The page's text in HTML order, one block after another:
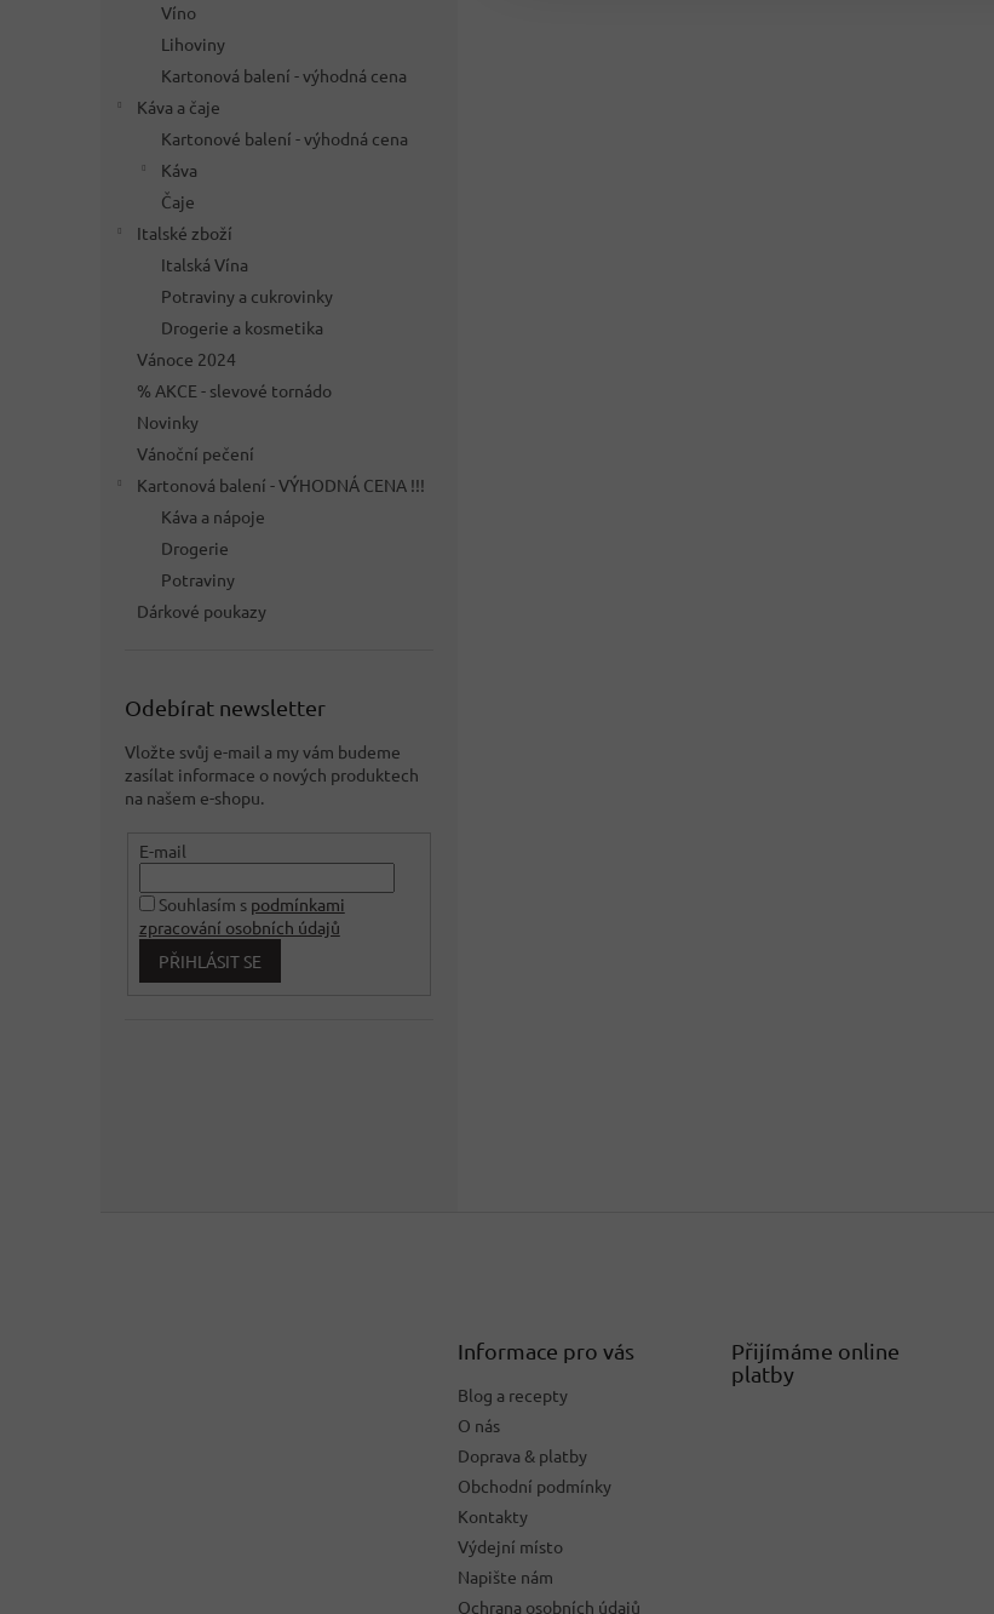
Víno
Lihoviny
Kartonová balení - výhodná cena
Káva a čaje
Kartonové balení - výhodná cena
Káva
Čaje
Italské zboží
Italská Vína
Potraviny a cukrovinky
Drogerie a kosmetika
Vánoce 2024
% AKCE - slevové tornádo
Novinky
Vánoční pečení
Kartonová balení - VÝHODNÁ CENA !!!
Káva a nápoje
Drogerie
Potraviny
Dárkové poukazy
Odebírat newsletter
Vložte svůj e-mail a my vám budeme
zasílat informace o nových produktech
na našem e-shopu.
E-mail
Souhlasím s podmínkami
zpracování osobních údajů
PŘIHLÁSIT SE
Informace pro vás
Blog a recepty
O nás
Doprava & platby
Obchodní podmínky
Kontakty
Výdejní místo
Napište nám
Ochrana osobních údajů
Přijímáme online
platby